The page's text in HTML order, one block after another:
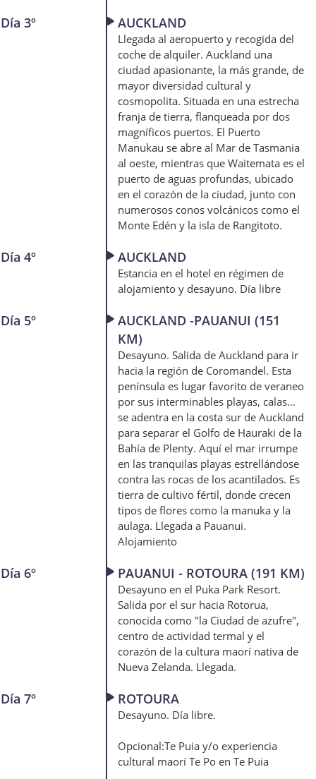
Día 3º AUCKLAND
Llegada al aeropuerto y recogida del
coche de alquiler. Auckland una
ciudad apasionante, la más grande, de
mayor diversidad cultural y
cosmopolita. Situada en una estrecha
franja de tierra, flanqueada por dos
magníficos puertos. El Puerto
Manukau se abre al Mar de Tasmania
al oeste, mientras que Waitemata es el
puerto de aguas profundas, ubicado
en el corazón de la ciudad, junto con
numerosos conos volcánicos como el
Monte Edén y la isla de Rangitoto.
Día 4º AUCKLAND
Estancia en el hotel en régimen de
alojamiento y desayuno. Día libre
Día 5º
AUCKLAND -PAUANUI (151
KM)
Desayuno. Salida de Auckland para ir
hacia la región de Coromandel. Esta
península es lugar favorito de veraneo
por sus interminables playas, calas…
se adentra en la costa sur de Auckland
para separar el Golfo de Hauraki de la
Bahía de Plenty. Aquí el mar irrumpe
en las tranquilas playas estrellándose
contra las rocas de los acantilados. Es
tierra de cultivo fértil, donde crecen
tipos de flores como la manuka y la
aulaga. Llegada a Pauanui.
Alojamiento
Día 6º PAUANUI - ROTOURA (191 KM)
Desayuno en el Puka Park Resort.
Salida por el sur hacia Rotorua,
conocida como "la Ciudad de azufre",
centro de actividad termal y el
corazón de la cultura maorí nativa de
Nueva Zelanda. Llegada.
Día 7º ROTOURA
Desayuno. Día libre.
Opcional:Te Puia y/o experiencia
cultural maorí Te Po en Te Puia